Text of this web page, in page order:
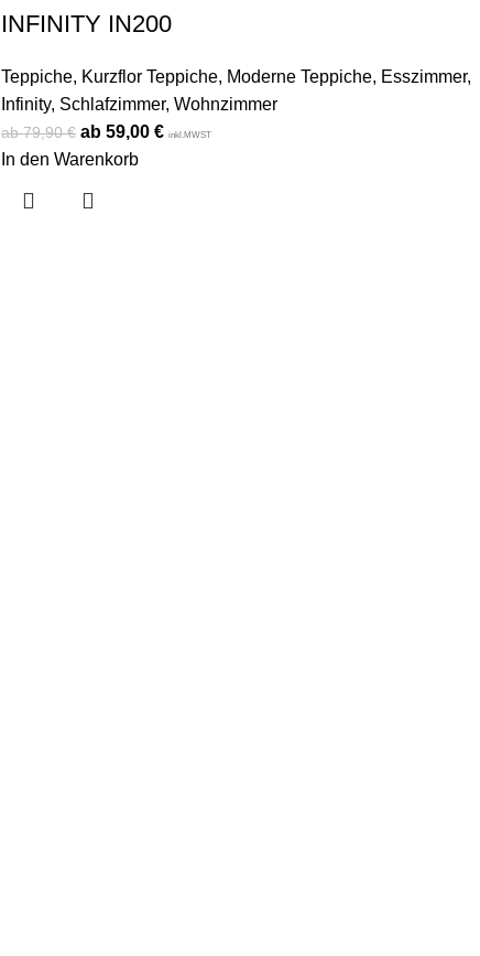
INFINITY IN200
Teppiche, Kurzflor Teppiche, Moderne Teppiche, Esszimmer,
Infinity, Schlafzimmer,Wohnzimmer
79,90€ 59,00€ inkl.MWST
In den Warenkorb